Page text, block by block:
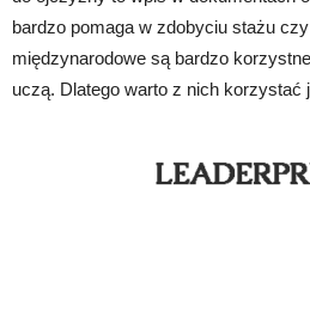
bardzo pomaga w zdobyciu stażu
międzynarodowe są bardzo
uczą. Dlatego warto z nich korzystać